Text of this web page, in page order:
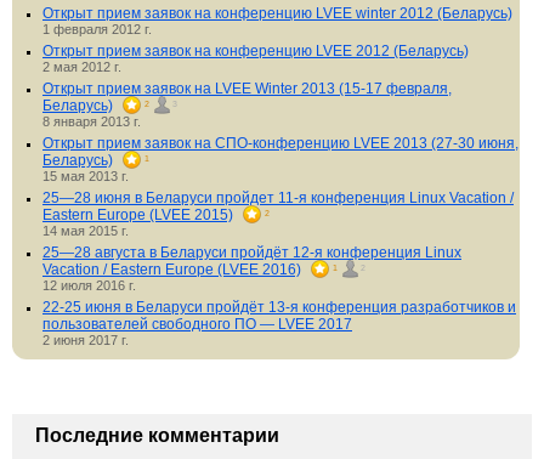
Открыт прием заявок на конференцию LVEE winter 2012 (Беларусь)
1 февраля 2012 г.
Открыт прием заявок на конференцию LVEE 2012 (Беларусь)
2 мая 2012 г.
Открыт прием заявок на LVEE Winter 2013 (15-17 февраля,
Беларусь)
2 3
8 января 2013 г.
Открыт прием заявок на СПО-конференцию LVEE 2013 (27-30 июня,
Беларусь)
1
15 мая 2013 г.
25—28 июня в Беларуси пройдет 11-я конференция Linux Vacation /
Eastern Europe (LVEE 2015)
2
14 мая 2015 г.
25—28 августа в Беларуси пройдёт 12-я конференция Linux
Vacation / Eastern Europe (LVEE 2016)
1 2
12 июля 2016 г.
22-25 июня в Беларуси пройдёт 13-я конференция разработчиков и
пользователей свободного ПО — LVEE 2017
2 июня 2017 г.
Последние комментарии